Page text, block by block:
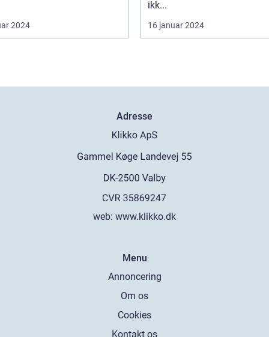
2024
ikk...
16 januar 2024
Adresse
web: www.klikko.dk
Menu
Annoncering
Om os
Cookies
Kontakt os